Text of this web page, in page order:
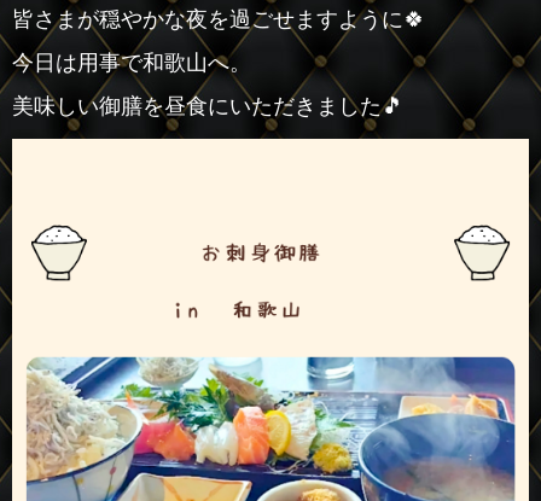
皆さまが穏やかな夜を過ごせますように🍀
今日は用事で和歌山へ。
美味しい御膳を昼食にいただきました🎵